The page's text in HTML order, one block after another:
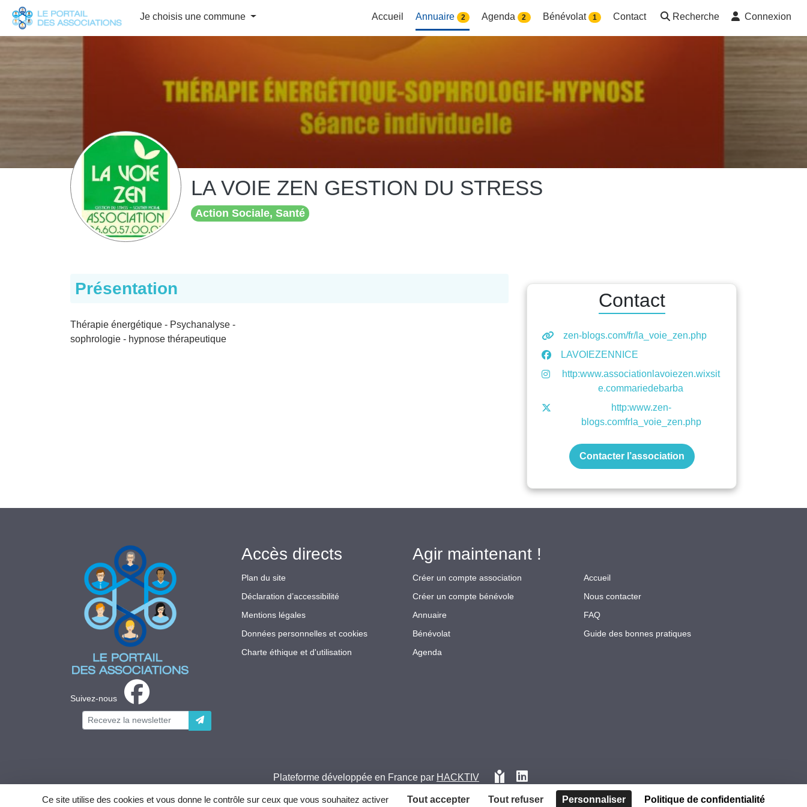
Je choisis une commune Accueil Annuaire 2 Agenda 2 Bénévolat 1 Contact Recherche Connexion
LA VOIE ZEN GESTION DU STRESS
Action Sociale, Santé
Présentation
Thérapie énergétique - Psychanalyse -
sophrologie - hypnose thérapeutique
Contact
zen-blogs.com/fr/la_voie_zen.php
LAVOIEZENNICE
http:www.associationlavoiezen.wixsit
e.commariedebarba
http:www.zen-
blogs.comfrla_voie_zen.php
Contacter l’association
Suivez-nous
Accès directs
Plan du site
Déclaration d’accessibilité
Mentions légales
Données personnelles et cookies
Charte éthique et d'utilisation
Agir maintenant !
Créer un compte association
Créer un compte bénévole
Annuaire
Bénévolat
Agenda
Accueil
Nous contacter
FAQ
Guide des bonnes pratiques
Plateforme développée en France par HACKTIV
Panneau de gestion des cookies
Ce site utilise des cookies et vous donne le contrôle sur ceux que vous souhaitez activer Tout accepter Tout refuser Personnaliser Politique de confidentialité